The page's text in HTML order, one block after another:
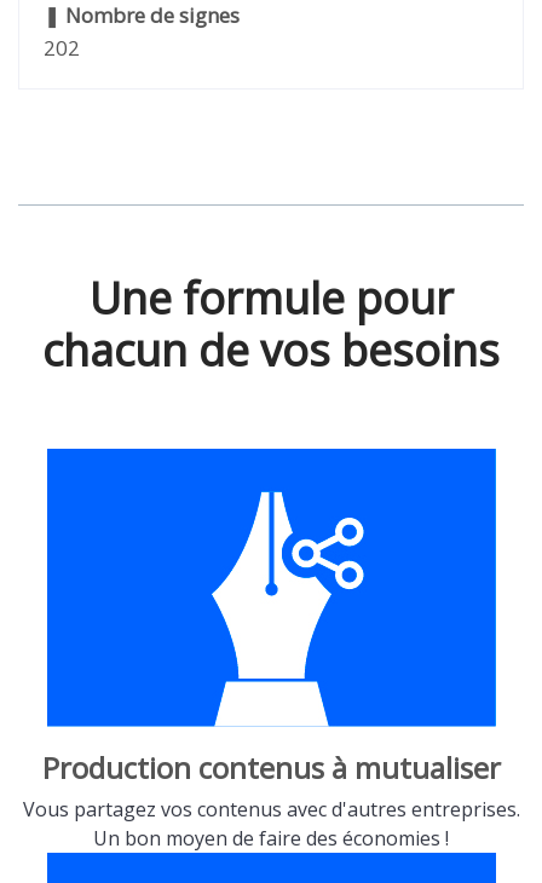
❚ Nombre de signes
202
Une formule pour
chacun de vos besoins
Production contenus à mutualiser
Vous partagez vos contenus avec d'autres entreprises.
Un bon moyen de faire des économies !